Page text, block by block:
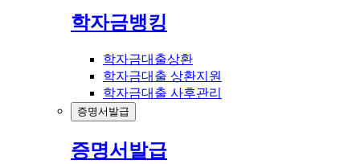
학자금뱅킹
학자금대출상환
학자금대출 상환지원
학자금대출 사후관리
증명서발급
증명서발급